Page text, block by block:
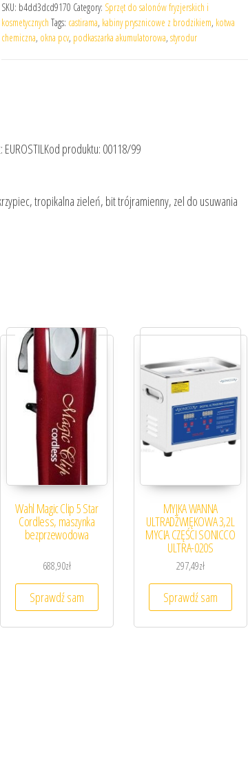
SKU: b4dd3dcd9170 Category: Sprzęt do salonów fryzjerskich i
kosmetycznych Tags: castirama, kabiny prysznicowe z brodzikiem, kotwa
chemiczna, okna pcv, podkaszarka akumulatorowa, styrodur
EUROSTILKod produktu: 00118/99
tropikalna zieleń, bit trójramienny, zel do usuwania
Wahl Magic Clip 5 Star
Cordless, maszynka
bezprzewodowa
688,90zł
Sprawdź sam
MYJKA WANNA
ULTRADŹWIĘKOWA 3,2L
MYCIA CZĘŚCI SONICCO
ULTRA-020S
297,49zł
Sprawdź sam